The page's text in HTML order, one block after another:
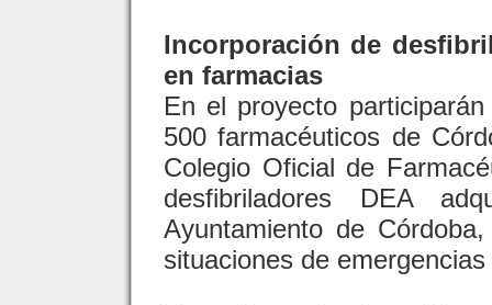
Incorporación de
en farmacias
En el proyecto
500 farmacéuticos de
Colegio Oficial de
desfibriladores DEA
Ayuntamiento de
situaciones de